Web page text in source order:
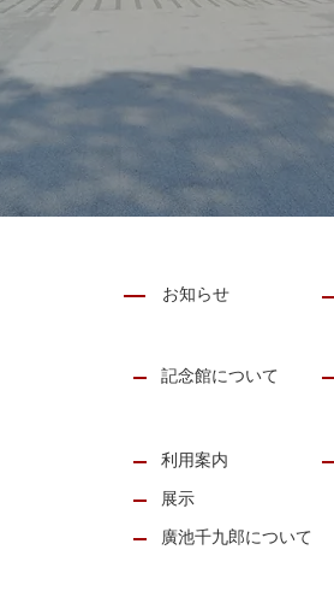
お知らせ
記念館について
利用案内
展示
廣池千九郎について